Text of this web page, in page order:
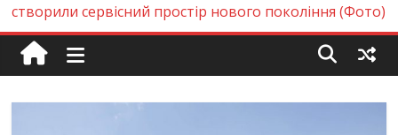
створили сервісний простір нового покоління (Фото)